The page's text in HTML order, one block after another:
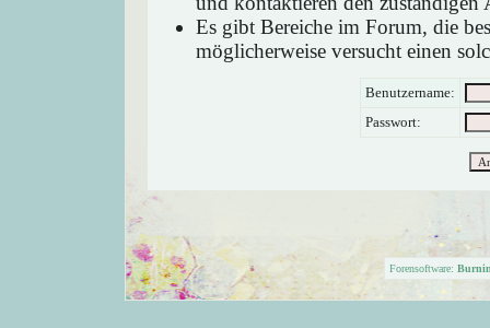
Es gibt Bereiche im Forum, die
möglicherweise versucht einen
Benutzername:
Passwort:
Forensoftware: